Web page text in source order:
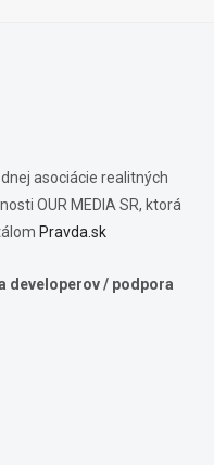
asociácie realitných
OUR MEDIA SR, ktorá
Pravda.sk
developerov / podpora